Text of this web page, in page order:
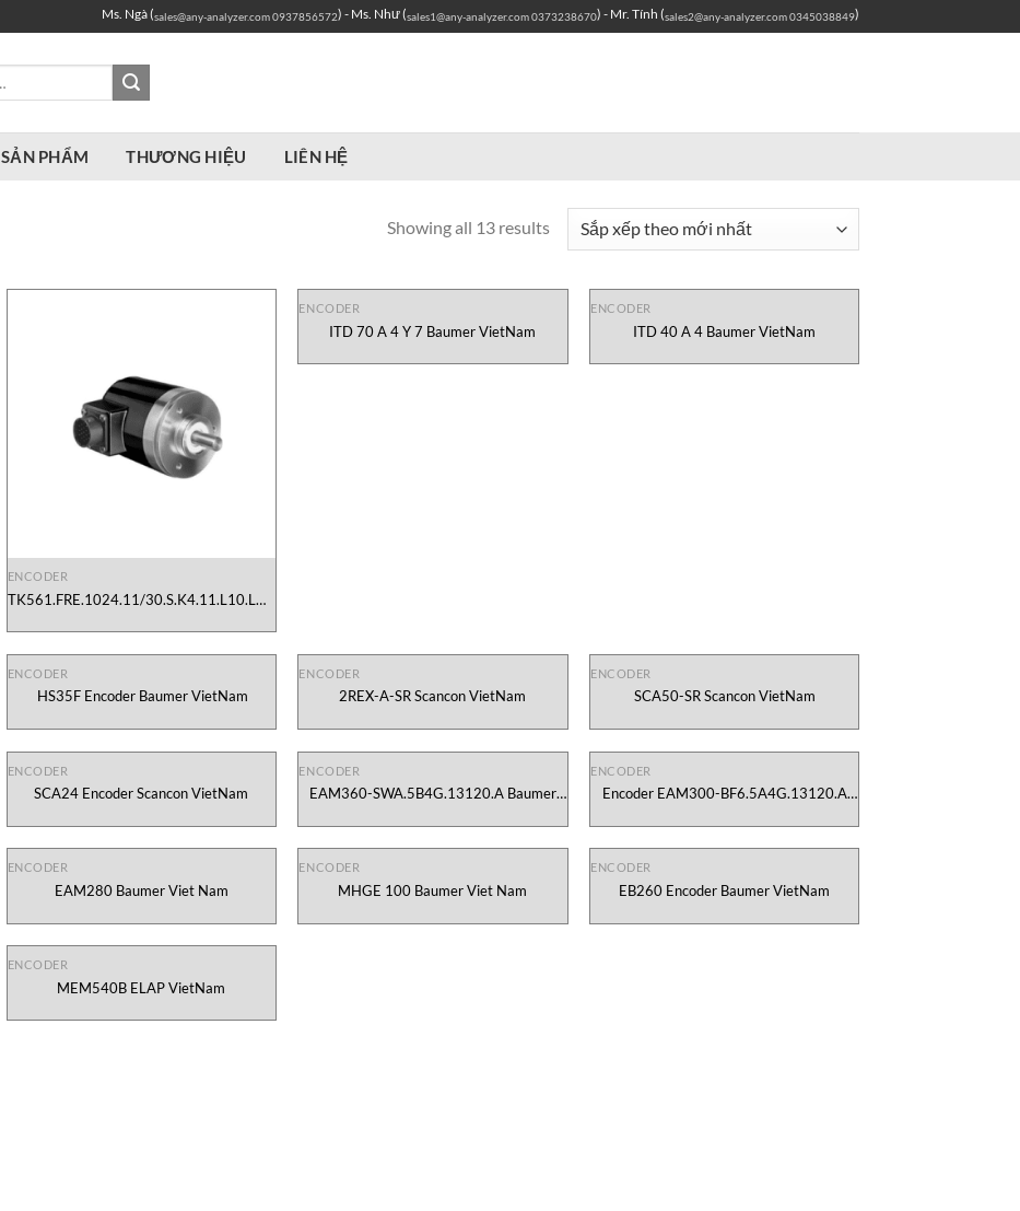
Ms. Ngà (sales@any-analyzer.com0937856572) - Ms. Như (sales1@any-analyzer.com0373238670) - Mr. Tính (sales2@any-analyzer.com0345038849)
SẢN PHẨM THƯƠNG HIỆU LIÊN HỆ
Showing all 13 results
ENCODER
TK561.FRE.1024.11/30.S.K4.11.L10.LD2-
ENCODER
ITD 70 A 4 Y 7 Baumer VietNam
ENCODER
ITD 40 A 4 Baumer VietNam
ENCODER
HS35F Encoder Baumer VietNam
ENCODER
2REX-A-SR Scancon VietNam
ENCODER
SCA50-SR Scancon VietNam
ENCODER
SCA24 Encoder Scancon VietNam
ENCODER
EAM360-SWA.5B4G.13120.A Baumer
ENCODER
Encoder EAM300-BF6.5A4G.13120.A
ENCODER
EAM280 Baumer Viet Nam
ENCODER
MHGE 100 Baumer Viet Nam
ENCODER
EB260 Encoder Baumer VietNam
ENCODER
MEM540B ELAP VietNam